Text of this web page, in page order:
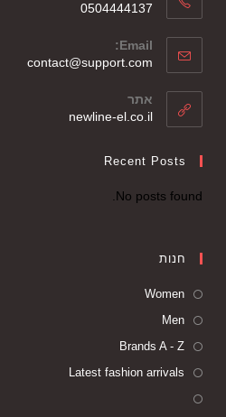
0504444137
Email:
contact@support.com
אתר
newline-el.co.il
Recent Posts
No posts found.
חנות
Women
Men
Brands A - Z
Latest fashion arrivals